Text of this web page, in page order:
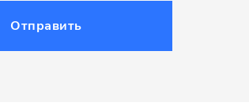
Отправить